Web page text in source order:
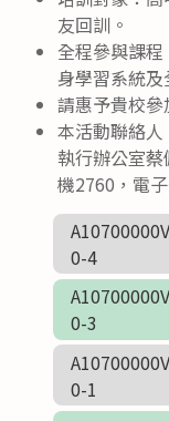
友回訓。
全程參與課
身學習系統
請惠予貴校參
本活動聯絡
執行辦公室
機2760，電
0-4
0-3
0-1